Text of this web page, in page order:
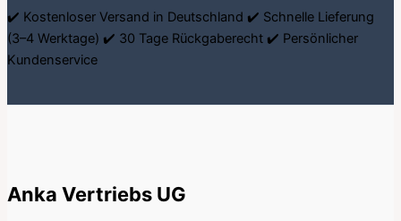
✔️ Kostenloser Versand in Deutschland ✔️ Schnelle Lieferung
(3–4 Werktage) ✔️ 30 Tage Rückgaberecht ✔️ Persönlicher
Kundenservice
Anka Vertriebs UG